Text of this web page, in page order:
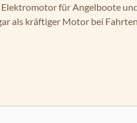
für Angelboote
als kräftiger Motor bei